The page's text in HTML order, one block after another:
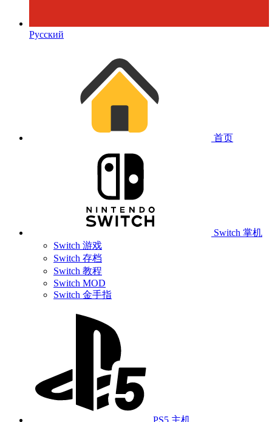
Русский
首页
Switch 掌机
Switch 游戏
Switch 存档
Switch 教程
Switch MOD
Switch 金手指